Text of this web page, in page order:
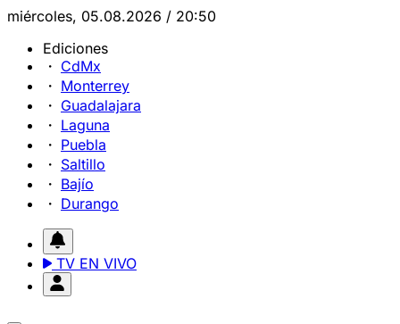
miércoles, 05.08.2026 / 20:50
Ediciones
CdMx
Monterrey
Guadalajara
Laguna
Puebla
Saltillo
Bajío
Durango
TV EN VIVO